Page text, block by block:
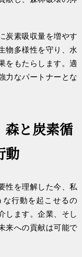
炭素吸収量を増やす
物多様性を守り、水
をもたらします。適
力なパートナーとな
森と炭素循
動
性を理解した今、私
行動を起こせるの
します。企業、そし
来への貢献は可能で